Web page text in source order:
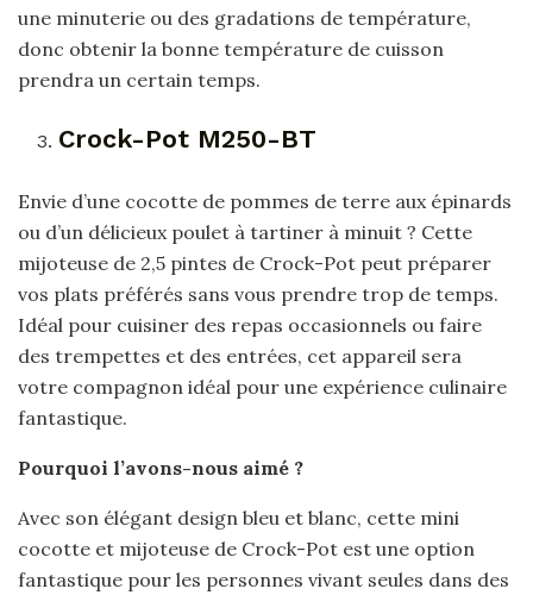
une minuterie ou des gradations de température,
donc obtenir la bonne température de cuisson
prendra un certain temps.
Crock-Pot M250-BT
Envie d’une cocotte de pommes de terre aux épinards
ou d’un délicieux poulet à tartiner à minuit ? Cette
mijoteuse de 2,5 pintes de Crock-Pot peut préparer
vos plats préférés sans vous prendre trop de temps.
Idéal pour cuisiner des repas occasionnels ou faire
des trempettes et des entrées, cet appareil sera
votre compagnon idéal pour une expérience culinaire
fantastique.
Pourquoi l’avons-nous aimé ?
Avec son élégant design bleu et blanc, cette mini
cocotte et mijoteuse de Crock-Pot est une option
fantastique pour les personnes vivant seules dans des